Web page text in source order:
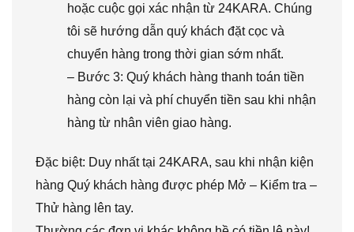
hoặc cuộc gọi xác nhận từ 24KARA. Chúng
tôi sẽ hướng dẫn quý khách đặt cọc và
chuyển hàng trong thời gian sớm nhất.
– Bước 3: Quý khách hàng thanh toán tiền
hàng còn lại và phí chuyển tiền sau khi nhận
hàng từ nhân viên giao hàng.
Đặc biệt: Duy nhất tại 24KARA, sau khi nhận kiện
hàng Quý khách hàng được phép Mở – Kiểm tra –
Thử hàng lên tay.